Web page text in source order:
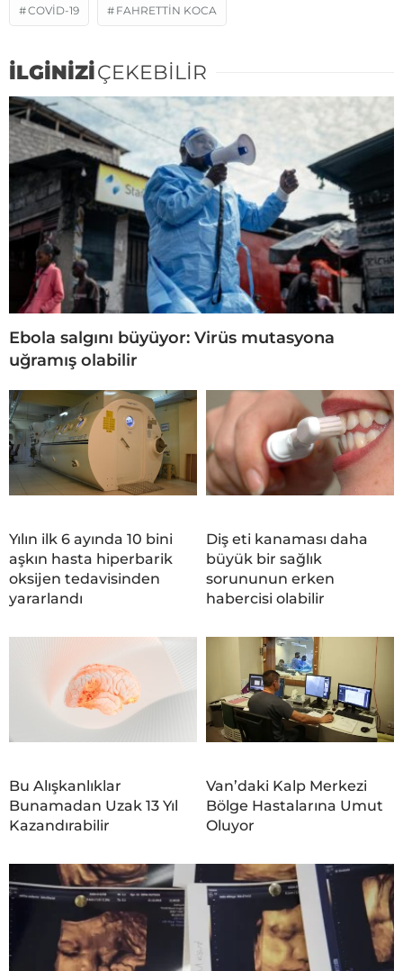
COVID-19 FAHRETTIN KOCA
İLGİNİZİÇEKEBİLİR
Ebola salgını büyüyor: Virüs mutasyona
uğramış olabilir
Yılın ilk 6 ayında 10 bini
aşkın hasta hiperbarik
oksijen tedavisinden
yararlandı
Diş eti kanaması daha
büyük bir sağlık
sorununun erken
habercisi olabilir
Bu Alışkanlıklar
Bunamadan Uzak 13 Yıl
Kazandırabilir
Van’daki Kalp Merkezi
Bölge Hastalarına Umut
Oluyor